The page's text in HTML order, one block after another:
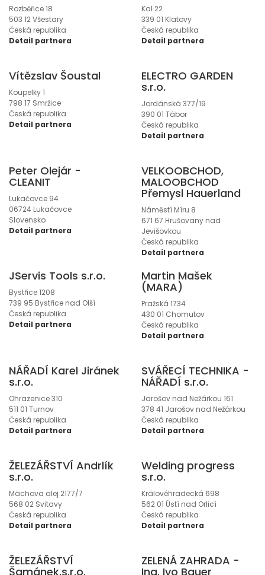
Rozběřice 18
503 12 Všestary
Česká republika
Detail partnera
Kal 22
339 01 Klatovy
Česká republika
Detail partnera
Vítězslav Šoustal
Koupelky 1
798 17 Smržice
Česká republika
Detail partnera
ELECTRO GARDEN
s.r.o.
Jordánská 377/19
390 01 Tábor
Česká republika
Detail partnera
Peter Olejár -
CLEANIT
Lukačovce 94
06724 Lukačovce
Slovensko
Detail partnera
VELKOOBCHOD,
MALOOBCHOD
Přemysl Hauerland
Náměstí Míru 8
671 67 Hrušovany nad
Jevišovkou
Česká republika
Detail partnera
JServis Tools s.r.o.
Bystřice 1208
739 95 Bystřice nad Olší
Česká republika
Detail partnera
Martin Mašek
(MARA)
Pražská 1734
430 01 Chomutov
Česká republika
Detail partnera
NÁŘADÍ Karel Jiránek
s.r.o.
Ohrazenice 310
511 01 Turnov
Česká republika
Detail partnera
SVÁŘECÍ TECHNIKA -
NÁŘADÍ s.r.o.
Jarošov nad Nežárkou 161
378 41 Jarošov nad Nežárkou
Česká republika
Detail partnera
ŽELEZÁŘSTVÍ Andrlík
s.r.o.
Máchova alej 2177/7
568 02 Svitavy
Česká republika
Detail partnera
Welding progress
s.r.o.
Královéhradecká 698
562 01 Ústí nad Orlicí
Česká republika
Detail partnera
ŽELEZÁŘSTVÍ
Šamánek,s.r.o.
ZELENÁ ZAHRADA -
Ing. Ivo Bauer